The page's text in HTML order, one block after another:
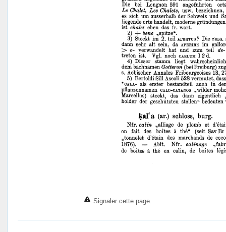
Signaler cette page.